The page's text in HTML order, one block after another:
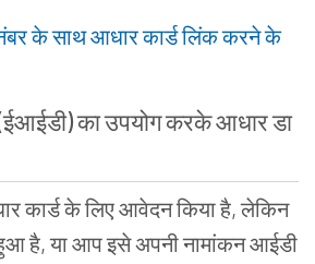
केसाथआधारकार्डलिंककरनेके
ईआईडी)काउपयोगकरकेआधारडा
कार्डकेलिएआवेदनकियाहै,लेकिन
है,याआपइसेअपनीनामांकनआईडी